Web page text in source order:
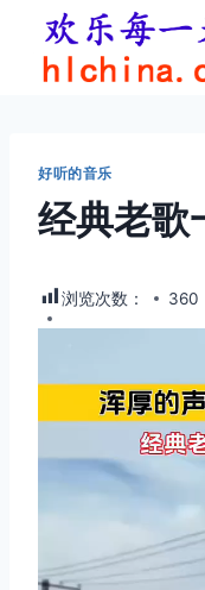
好听的音乐
经典老歌
浏览次数： 360